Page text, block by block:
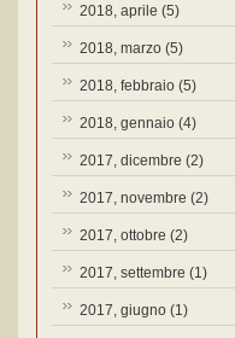
2018, aprile (5)
2018, marzo (5)
2018, febbraio (5)
2018, gennaio (4)
2017, dicembre (2)
2017, novembre (2)
2017, ottobre (2)
2017, settembre (1)
2017, giugno (1)